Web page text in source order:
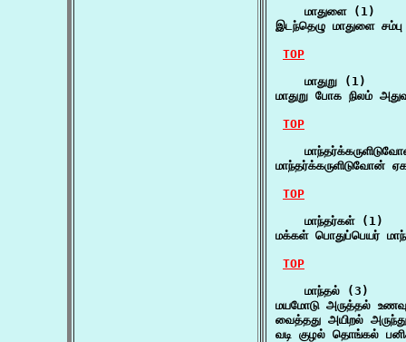
    மாதுளை (1)
இடந்தெழு மாதுளை
TOP
    மாதுறு (1)
மாதுறு போக நிலம்
TOP
மாந்தர்க்கருளிடுவோன்
TOP
    மாந்தர்கள் (1)
மக்கள் பொதுப்பெயர்
TOP
    மாந்தல் (3)
மயமோடு அருத்தல்
வைத்தது அயிறல்
வடி குழல் தொங்கல்